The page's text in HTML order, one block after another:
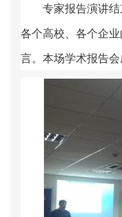
专家报告演讲
各个高校、各个企
言。本场学术报告会